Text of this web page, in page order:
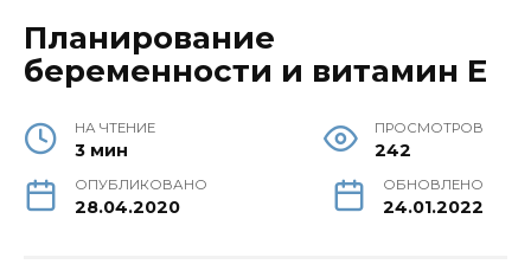
Планирование
беременности и витамин Е
НА ЧТЕНИЕ
3 мин
ПРОСМОТРОВ
242
ОПУБЛИКОВАНО
28.04.2020
ОБНОВЛЕНО
24.01.2022